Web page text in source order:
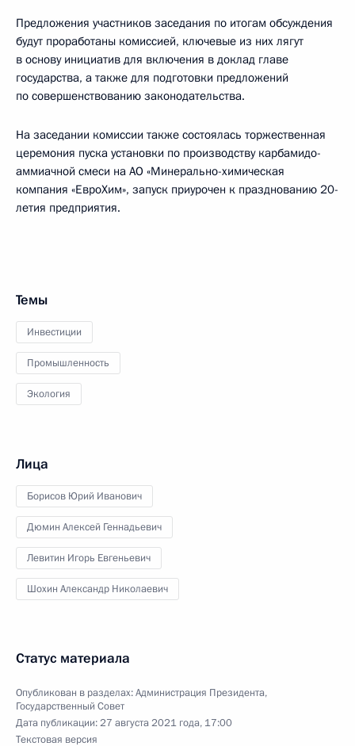
Предложения участников заседания по итогам обсуждения
будут проработаны комиссией, ключевые из них лягут
в основу инициатив для включения в доклад главе
государства, а также для подготовки предложений
по совершенствованию законодательства.
На заседании комиссии также состоялась торжественная
церемония пуска установки по производству карбамидо-
аммиачной смеси на АО «Минерально-химическая
компания «ЕвроХим», запуск приурочен к празднованию 20-
летия предприятия.
Темы
Инвестиции
Промышленность
Экология
Лица
Борисов Юрий Иванович
Дюмин Алексей Геннадьевич
Левитин Игорь Евгеньевич
Шохин Александр Николаевич
Статус материала
Опубликован в разделах:Администрация Президента,
Государственный Совет
Дата публикации:27 августа 2021 года, 17:00
Текстовая версия